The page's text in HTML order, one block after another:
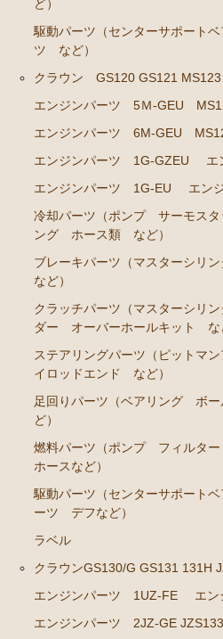
エンジンパーツ
イグナイター
添加剤 漏れ止め剤（エンジ
ステアリング など）
ど）
駆動パーツ（センターサポート
ツ など）
クラウン GS120 GS121 MS123
エンジンパーツ 5Ｍ-GEU
エンジンパーツ 6M-GEU
エンジンパーツ 1G-GZEU
エ
エンジンパーツ 1G-EU
エン
冷却パーツ（ポンプ サーモス
ング ホース類 など）
ブレーキパーツ（マスターシ
など）
クラッチパーツ（マスターシリ
ダー オーバーホールキット な
ステアリングパーツ（ピットマ
イロッドエンド など）
足回りパーツ（ベアリング ボ
ど）
燃料パーツ（ポンプ フィルタ
ホースなど）
駆動パーツ（センターサポート
ーツ デフなど）
ラベル
クラウンGS130/G GS131 131H
エンジンパーツ 1UZ-FE
エ
エンジンパーツ 2JZ-GE